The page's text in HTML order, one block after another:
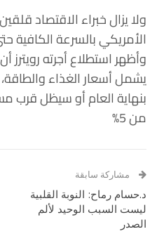
ولا يزال خبراء الاقتصاد
الأمريكي بالسرعة الكافية
وأظهر استطلاع أجرته
يشمل أسعار الغذاء
بنهاية العام أو سيظل قرب
من 5%
مشاركة سابقة
د.حسام رماح: النوبة القلبية
ليست السبب الوحيد لألم
الصدر